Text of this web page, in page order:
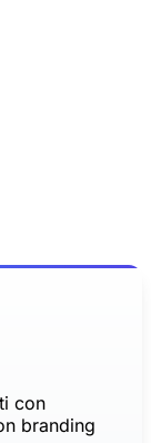
con
branding